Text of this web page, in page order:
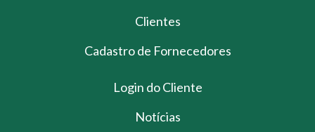
Clientes
Cadastro de Fornecedores
Login do Cliente
Notícias